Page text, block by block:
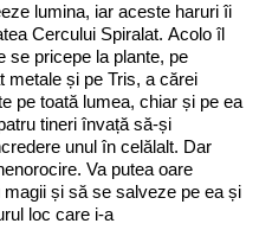
lumina, iar aceste haruri îi
Cercului Spiralat. Acolo îl
se pricepe la plante, pe
metale și pe Tris, a cărei
pe toată lumea, chiar și pe ea
tineri învață să-și
unul în celălalt. Dar
Va putea oare
și să se salveze pe ea și
loc care i-a